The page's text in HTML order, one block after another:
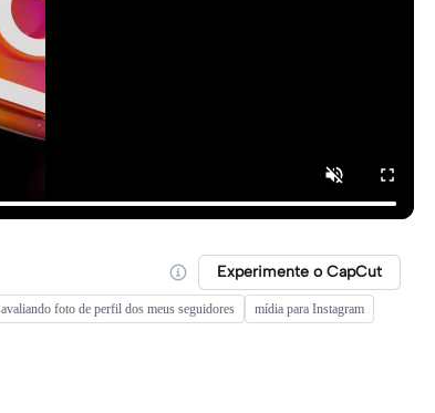
Experimente o CapCut
avaliando foto de perfil dos meus seguidores
mídia para Instagram